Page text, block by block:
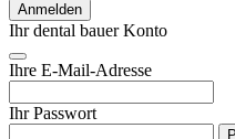
Anmelden
Ihr dental bauer Konto
Ihre E-Mail-Adresse
Ihr Passwort